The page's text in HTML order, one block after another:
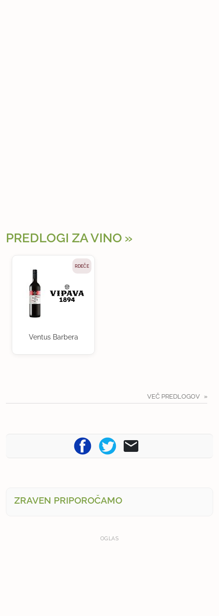
PREDLOGI ZA VINO
RDEČE
Ventus Barbera
VEČ PREDLOGOV
ZRAVEN PRIPOROČAMO
OGLAS